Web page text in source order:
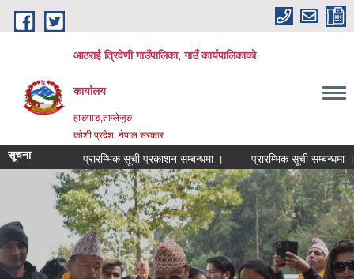
Skip to main content
आठराई त्रिवेणी गाउँपालिका, गाउँ कार्यपालिकाको
कार्यालय
हाङपाङ,ताप्लेजुङ
कोशी प्रदेश, नेपाल सरकार
सूचना प्रारम्भिक सूची प्रकाशन सम्बन्धमा । प्रारम्भिक सूची सम्बन्धमा ।